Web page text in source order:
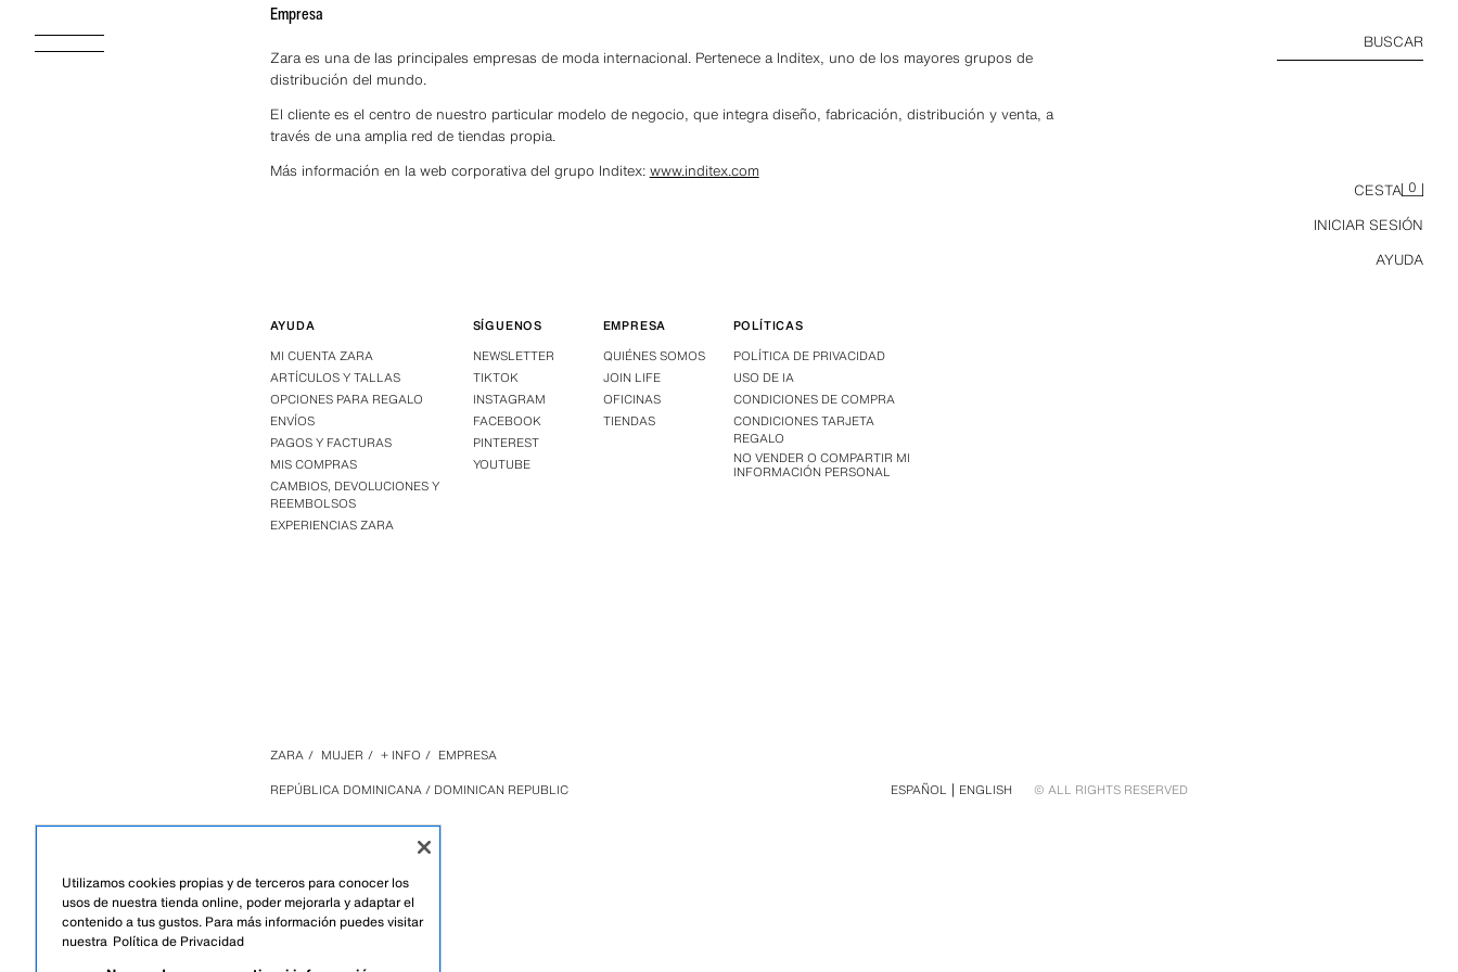
BUSCAR
CESTA 0
INICIAR SESIÓN
AYUDA
Empresa
Zara es una de las principales empresas de moda internacional. Pertenece a Inditex, uno de los mayores grupos de
distribución del mundo.
El cliente es el centro de nuestro particular modelo de negocio, que integra diseño, fabricación, distribución y venta, a
través de una amplia red de tiendas propia.
Más información en la web corporativa del grupo Inditex: www.inditex.com
AYUDA
MI CUENTA ZARA
ARTÍCULOS Y TALLAS
OPCIONES PARA REGALO
ENVÍOS
PAGOS Y FACTURAS
MIS COMPRAS
CAMBIOS, DEVOLUCIONES Y
REEMBOLSOS
EXPERIENCIAS ZARA
SÍGUENOS
NEWSLETTER
TIKTOK
INSTAGRAM
FACEBOOK
PINTEREST
YOUTUBE
EMPRESA
QUIÉNES SOMOS
JOIN LIFE
OFICINAS
TIENDAS
POLÍTICAS
POLÍTICA DE PRIVACIDAD
USO DE IA
CONDICIONES DE COMPRA
CONDICIONES TARJETA
REGALO
NO VENDER O COMPARTIR MI
INFORMACIÓN PERSONAL
ZARA / MUJER / + INFO / EMPRESA
REPÚBLICA DOMINICANA / DOMINICAN REPUBLIC
ESPAÑOL ENGLISH © ALL RIGHTS RESERVED
Utilizamos cookies propias y de terceros para conocer los
usos de nuestra tienda online, poder mejorarla y adaptar el
contenido a tus gustos. Para más información puedes visitar
nuestra Política de Privacidad